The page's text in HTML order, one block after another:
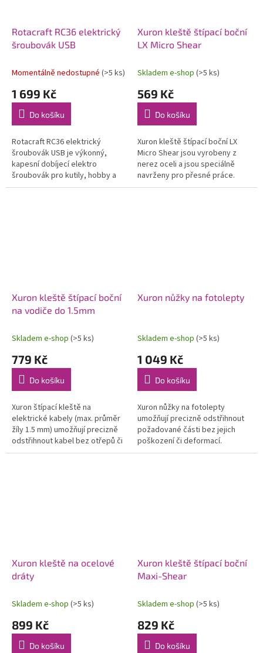
Rotacraft RC36 elektrický
šroubovák USB
Momentálně nedostupné (>5 ks)
1 699 Kč
Do košíku
Rotacraft RC36 elektrický
šroubovák USB je výkonný,
kapesní dobíjecí elektro
šroubovák pro kutily, hobby a
elektroniku. Tento šroubovák je
Xuron kleště štípací boční
LX Micro Shear
Skladem e-shop (>5 ks)
569 Kč
Do košíku
Xuron kleště štípací boční LX
Micro Shear jsou vyrobeny z
nerez oceli a jsou speciálně
navrženy pro přesné práce.
Ideální pro seriózní modelování,
Xuron kleště štípací boční
na vodiče do 1.5mm
Skladem e-shop (>5 ks)
779 Kč
Do košíku
Xuron štípací kleště na
elektrické kabely (max. průměr
žíly 1.5 mm) umožňují precizně
odstřihnout kabel bez otřepů či
neodstřihnutých lanek.
Xuron nůžky na fotolepty
Skladem e-shop (>5 ks)
1 049 Kč
Do košíku
Xuron nůžky na fotolepty
umožňují precizně odstřihnout
požadované části bez jejich
poškození či deformací.
Snadnější práci zajišťuje vratná
Xuron kleště na ocelové
dráty
Skladem e-shop (>5 ks)
899 Kč
Do košíku
Xuron kleště štípací boční
Maxi-Shear
Skladem e-shop (>5 ks)
829 Kč
Do košíku